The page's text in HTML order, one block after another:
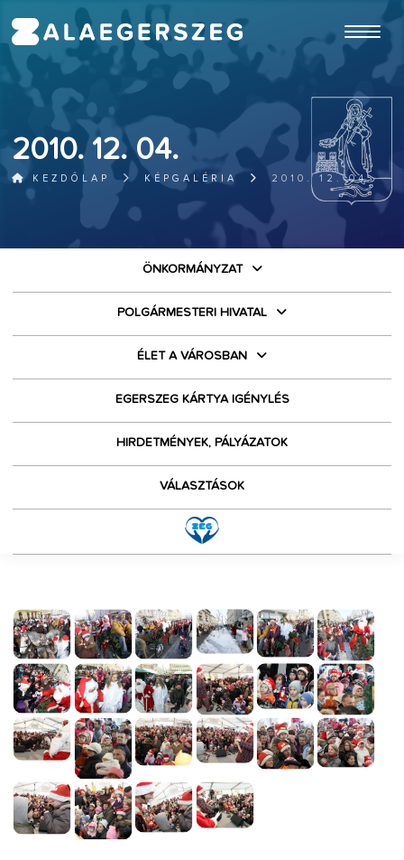
2010. 12. 04.
KEZDŐLAP KÉPGALÉRIA 2010. 12. 04.
ÖNKORMÁNYZAT
POLGÁRMESTERI HIVATAL
ÉLET A VÁROSBAN
EGERSZEG KÁRTYA IGÉNYLÉS
HIRDETMÉNYEK, PÁLYÁZATOK
VÁLASZTÁSOK